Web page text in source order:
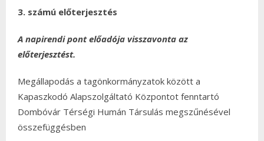
3. számú előterjesztés
A napirendi pont előadója visszavonta az
előterjesztést.
Megállapodás a tagönkormányzatok között a
Kapaszkodó Alapszolgáltató Központot fenntartó
Dombóvár Térségi Humán Társulás megszűnésével
összefüggésben